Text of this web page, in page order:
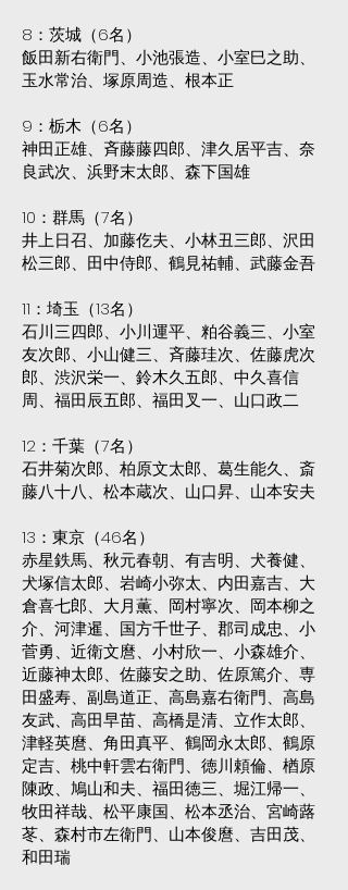
8：茨城（6名）
飯田新右衛門、小池張造、小室巳之助、
玉水常治、塚原周造、根本正
9：栃木（6名）
神田正雄、斉藤藤四郎、津久居平吉、奈
良武次、浜野末太郎、森下国雄
10：群馬（7名）
井上日召、加藤仡夫、小林丑三郎、沢田
松三郎、田中侍郎、鶴見祐輔、武藤金吾
11：埼玉（13名）
石川三四郎、小川運平、粕谷義三、小室
友次郎、小山健三、斉藤珪次、佐藤虎次
郎、渋沢栄一、鈴木久五郎、中久喜信
周、福田辰五郎、福田叉一、山口政二
12：千葉（7名）
石井菊次郎、柏原文太郎、葛生能久、斎
藤八十八、松本蔵次、山口昇、山本安夫
13：東京（46名）
赤星鉄馬、秋元春朝、有吉明、犬養健、
犬塚信太郎、岩崎小弥太、内田嘉吉、大
倉喜七郎、大月薫、岡村寧次、岡本柳之
介、河津暹、国方千世子、郡司成忠、小
菅勇、近衛文麿、小村欣一、小森雄介、
近藤神太郎、佐藤安之助、佐原篤介、専
田盛寿、副島道正、高島嘉右衛門、高島
友武、高田早苗、高橋是清、立作太郎、
津軽英麿、角田真平、鶴岡永太郎、鶴原
定吉、桃中軒雲右衛門、徳川頼倫、楢原
陳政、鳩山和夫、福田徳三、堀江帰一、
牧田祥哉、松平康国、松本丞治、宮崎蕗
苳、森村市左衛門、山本俊麿、吉田茂、
和田瑞